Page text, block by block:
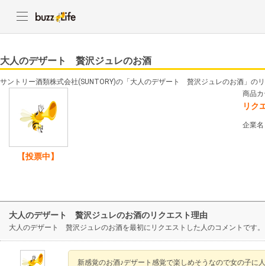
大人のデザート 贅沢ジュレのお酒
サントリー酒類株式会社(SUNTORY)の「大人のデザート 贅沢ジュレのお酒」の
【投票中】
商品
リク
企業
大人のデザート 贅沢ジュレのお酒のリクエスト理由
大人のデザート 贅沢ジュレのお酒を最初にリクエストした人のコメントです。
新感覚のお酒♪デザート感覚で楽しめそうなので女の子に